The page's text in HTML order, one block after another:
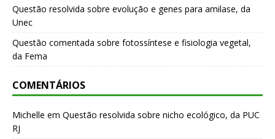
Questão resolvida sobre evolução e genes para amilase, da
Unec
Questão comentada sobre fotossíntese e fisiologia vegetal,
da Fema
COMENTÁRIOS
Michelle em Questão resolvida sobre nicho ecológico, da PUC
RJ